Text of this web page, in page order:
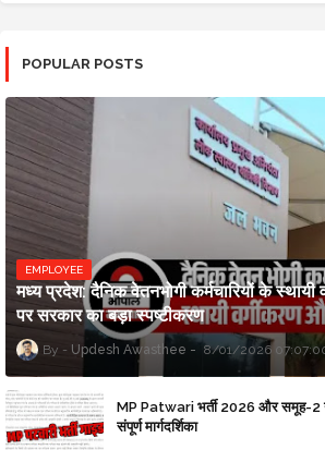
POPULAR POSTS
EMPLOYEE
मध्य प्रदेश: दैनिक वेतनभोगी कर्मचारियों के
पर सरकार का बड़ा स्पष्टीकरण
Updesh Awasthee 8/01/2026
MP Patwari भर्ती 2026 और समूह-2
संपूर्ण मार्गदर्शिका